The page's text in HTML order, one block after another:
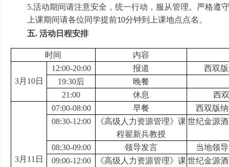
5.活动期间请注意安全，统一行动，服从管理。严格遵
上课期间请各位同学提前10分钟到上课地点点名。
五. 活动日程安排
时间 内容
3月 10日
12:00-20:00 报道
西双
19:30后
晚餐
21:00
休息 西
3月 11 日
07:00-08:00 早餐
西双版
08:30-12:00
《高级人力资源管理》课
程翟新兵教授
世纪金源
08:30-09:00 领导发言
当地领
09:00-12:00
《高级人力资源管理》课世纪金源